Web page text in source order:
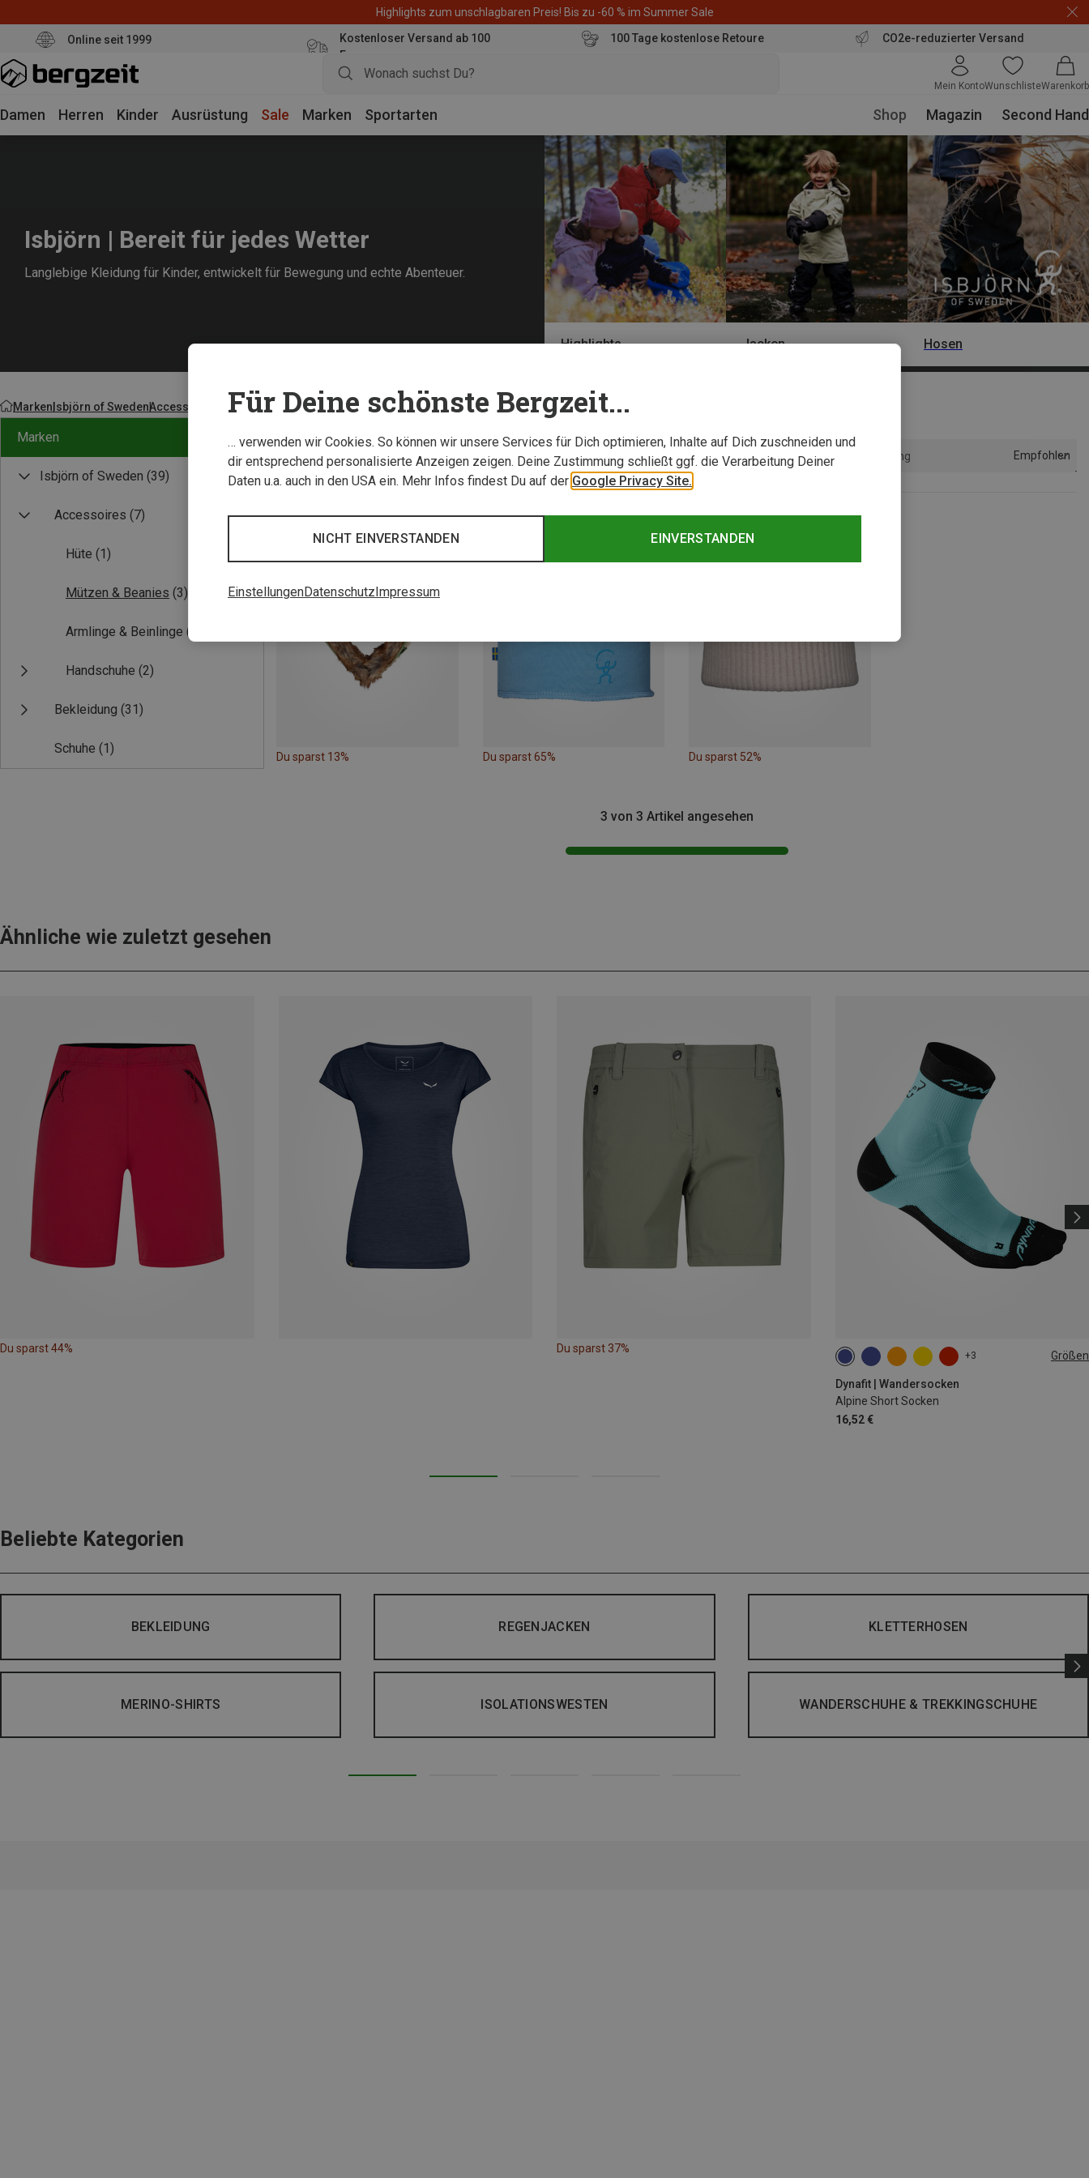
Highlights zum unschlagbaren Preis! Bis zu -60 % im Summer Sale
Online seit 1999
Kostenloser Versand ab 100
Euro
100 Tage kostenlose Retoure CO2e-reduzierter Versand
Mein KontoWunschlisteWarenkorb
Damen Herren Kinder Ausrüstung Sale Marken Sportarten Shop Magazin Second Hand
Isbjörn | Bereit für jedes Wetter
Langlebige Kleidung für Kinder, entwickelt für Bewegung und echte Abenteuer.
Highlights Jacken Hosen
Marken Isbjörn of SwedenAccessoires
Marken
Isbjörn of Sweden (39)
Accessoires (7)
Hüte (1)
Mützen & Beanies (3)
Armlinge & Beinlinge (1)
Handschuhe (2)
Bekleidung (31)
Schuhe (1)
Sortierung Empfohlen
Du sparst 13% Du sparst 65% Du sparst 52%
3 von 3 Artikel angesehen
Ähnliche wie zuletzt gesehen
Du sparst 44% Du sparst 37%
+3 Größen
Dynafit | Wandersocken
Alpine Short Socken
16,52 €
35|36|37|38 39|40|41|42
Beliebte Kategorien
BEKLEIDUNG REGENJACKEN KLETTERHOSEN
MERINO-SHIRTS ISOLATIONSWESTEN WANDERSCHUHE & TREKKINGSCHUHE
Für Deine schönste Bergzeit...
… verwenden wir Cookies. So können wir unsere Services für Dich optimieren, Inhalte auf Dich zuschneiden und
dir entsprechend personalisierte Anzeigen zeigen. Deine Zustimmung schließt ggf. die Verarbeitung Deiner
Daten u.a. auch in den USA ein. Mehr Infos findest Du auf der Google Privacy Site.
EINVERSTANDEN
NICHT EINVERSTANDEN
EinstellungenDatenschutzImpressum